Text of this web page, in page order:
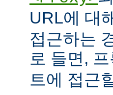
URL에 대
접근하는
로 들면,
트에 접근